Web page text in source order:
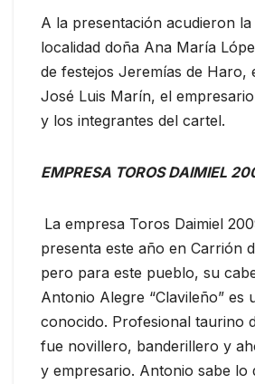
A la presentación acudieron la
localidad doña Ana María
de festejos Jeremías de Haro,
José Luis Marín, el
y los integrantes del cartel.
EMPRESA TOROS DAIMIEL
La empresa Toros Daimiel
presenta este año en Carrión
pero para este pueblo, su
Antonio Alegre “Clavileño” es
conocido. Profesional taurino
fue novillero, banderillero y
y empresario. Antonio sabe lo